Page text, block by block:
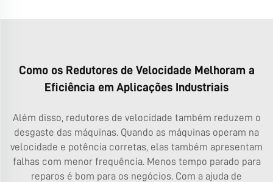
Como os Redutores de Velocidade Melhoram a
Eficiência em Aplicações Industriais
Além disso, redutores de velocidade também reduzem o
desgaste das máquinas. Quando as máquinas operam na
velocidade e potência corretas, elas também apresentam
falhas com menor frequência. Menos tempo parado para
reparos é bom para os negócios. Com a ajuda de